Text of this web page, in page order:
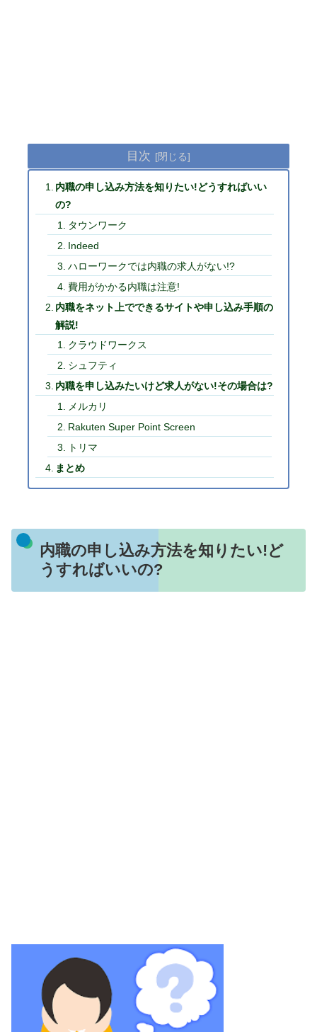
目次
内職の申し込み方法を知りたい!どうすればいい
の?
タウンワーク
Indeed
ハローワークでは内職の求人がない!?
費用がかかる内職は注意!
内職をネット上でできるサイトや申し込み手順の
解説!
クラウドワークス
シュフティ
内職を申し込みたいけど求人がない!その場合は?
メルカリ
Rakuten Super Point Screen
トリマ
まとめ
内職の申し込み方法を知りたい!ど
うすればいいの?